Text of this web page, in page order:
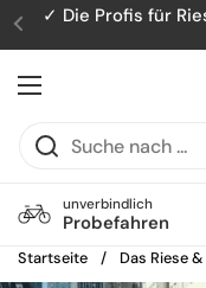
Zum Inhalt springen
Zurück
✓ Die Profis für
Menü öffnen
unverbindlich
Probefahren
Startseite / Das Riese